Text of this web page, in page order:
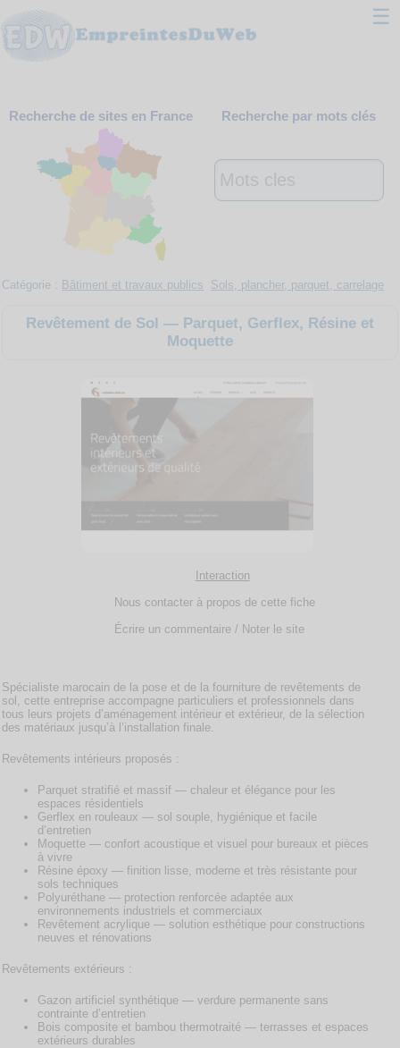
☰
Webmaster
Contact
Support
Recherche de sites en France Recherche par mots clés
Catégorie : Bâtiment et travaux publics Sols, plancher, parquet, carrelage
Revêtement de Sol — Parquet, Gerflex, Résine et
Moquette
Interaction
Nous contacter à propos de cette fiche
Écrire un commentaire / Noter le site
Spécialiste marocain de la pose et de la fourniture de revêtements de
sol, cette entreprise accompagne particuliers et professionnels dans
tous leurs projets d’aménagement intérieur et extérieur, de la sélection
des matériaux jusqu’à l’installation finale.
Revêtements intérieurs proposés :
Parquet stratifié et massif — chaleur et élégance pour les
espaces résidentiels
Gerflex en rouleaux — sol souple, hygiénique et facile
d’entretien
Moquette — confort acoustique et visuel pour bureaux et pièces
à vivre
Résine époxy — finition lisse, moderne et très résistante pour
sols techniques
Polyuréthane — protection renforcée adaptée aux
environnements industriels et commerciaux
Revêtement acrylique — solution esthétique pour constructions
neuves et rénovations
Revêtements extérieurs :
Gazon artificiel synthétique — verdure permanente sans
contrainte d’entretien
Bois composite et bambou thermotraité — terrasses et espaces
extérieurs durables